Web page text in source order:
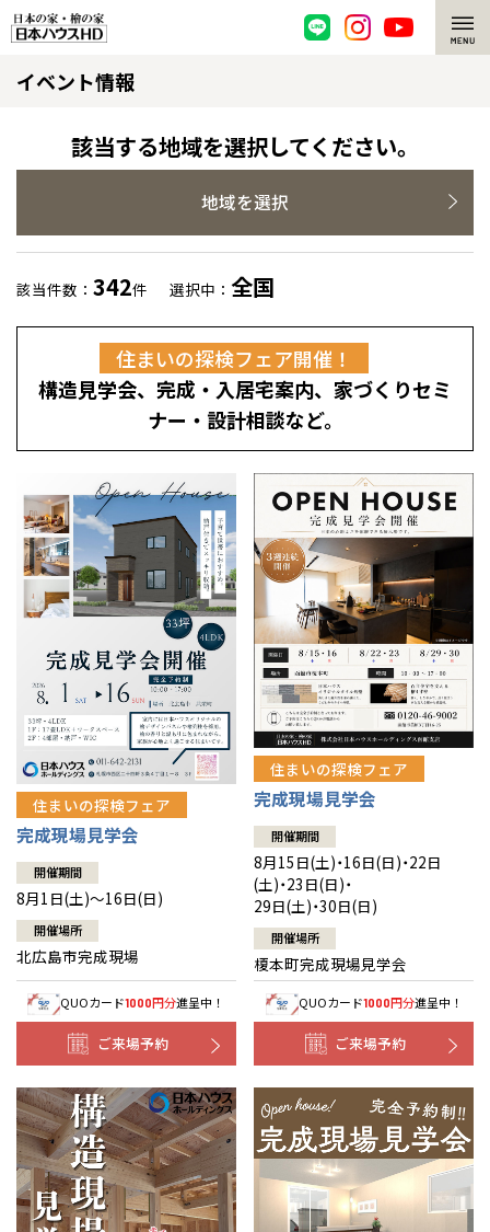
脱炭素・檜の家
環境にやさしい、脱炭素社会の住宅
耐震構造
高耐久住宅
高断熱・高気密の家
エネルギー自給自足
感謝訪問・長期保証
直営工事
1メーターモジュール
冷暖房標準装備
24時間対応コールセンター
デザイン賞各種受賞
セントラルヒーティング
選ばれる理由
檜の魅力 トップ
檜と日本人
1000年を超えて生きる檜
知られざる檜の効果・作用
理想の木材「檜」
注文住宅
グレートステージ
平屋の家
外観・インテリア集
暮らし方提案
住まいのコラム
住まいのお手入れ集
リフォーム トップ
選ばれる理由
リフォームの流れ
介護保険利用で快適リフォーム
賃貸併用住宅のメリット
安心のサポートシステム
展示場案内
分譲住宅・土地
分譲マンション
分譲マンション トップ
ワザックとは
高い信頼性
安心の管理体制
ギャラリー
会社情報
会社情報 トップ
ニュースリリース
代表ごあいさつ
企業理念
会社概要
事業部紹介
木材調達指針
グループ会社紹介
お問い合わせ
会員サイト
イベント情報
該当する地域を選択してください。
地域を選択
該当件数： 342件 選択中： 全国
住まいの探検フェア開催！
構造見学会、完成・入居宅案内、家づくりセミ
ナー・設計相談など。
住まいの探検フェア
完成現場見学会
開催期間
8月1日(土)～16日(日)
開催場所
北広島市完成現場
QUOカード1000円分進呈中！
ご来場予約
住まいの探検フェア
完成現場見学会
開催期間
8月15日(土)・16日(日)・22日
(土)・23日(日)・
29日(土)・30日(日)
開催場所
榎本町完成現場見学会
QUOカード1000円分進呈中！
ご来場予約